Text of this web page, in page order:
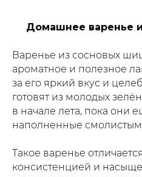
Домашнее варенье
Варенье из сосновых
ароматное и полезное
за его яркий вкус и
готовят из молодых
в начале лета, пока они
наполненные
Такое варенье
консистенцией и